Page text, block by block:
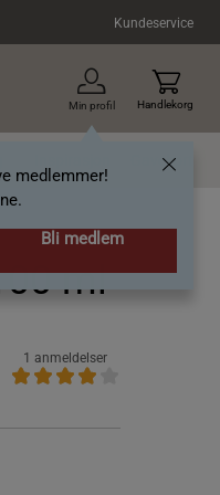
Kundeservice
Min profil
medlemmer!
Bli medlem
Handlekorg
Gavekort
ml
1 anmeldelser